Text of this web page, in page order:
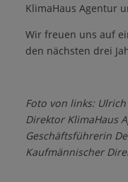
KlimaHaus Agentur
Wir freuen uns auf
den nächsten drei
Foto von links:
Direktor KlimaHaus
Geschäftsführerin
Kaufmännischer